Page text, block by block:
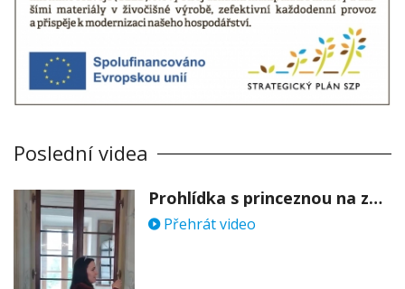
Poslední videa
Prohlídka s princeznou na zámku Stekník
Přehrát video